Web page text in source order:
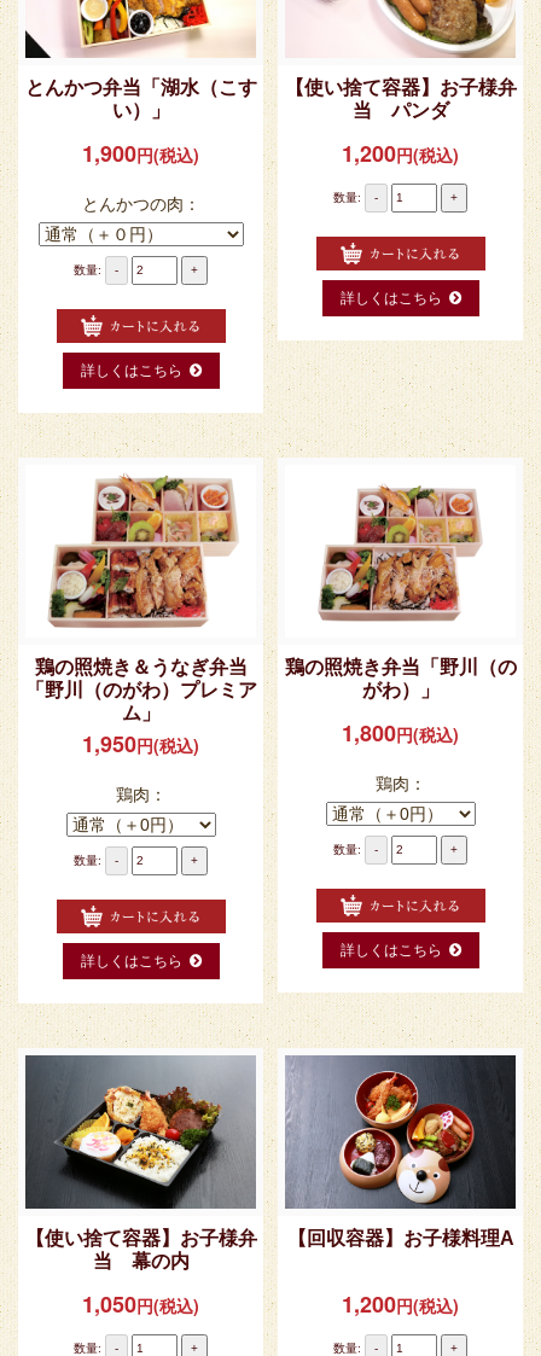
とんかつ弁当「湖水（こす
い）」
1,900円(税込)
とんかつの肉：
数量: - +
詳しくはこちら
【使い捨て容器】お子様弁
当 パンダ
1,200円(税込)
数量: - +
詳しくはこちら
鶏の照焼き＆うなぎ弁当
「野川（のがわ）プレミア
ム」
1,950円(税込)
鶏肉：
数量: - +
詳しくはこちら
鶏の照焼き弁当「野川（の
がわ）」
1,800円(税込)
鶏肉：
数量: - +
詳しくはこちら
【使い捨て容器】お子様弁
当 幕の内
1,050円(税込)
数量: - +
【回収容器】お子様料理A
1,200円(税込)
数量: - +